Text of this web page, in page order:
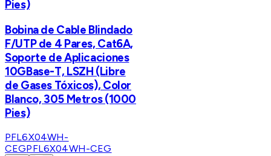
Pies)
Bobina de Cable Blindado
F/UTP de 4 Pares, Cat6A,
Soporte de Aplicaciones
10GBase-T, LSZH (Libre
de Gases Tóxicos), Color
Blanco, 305 Metros (1000
Pies)
PFL6X04WH-
CEGPFL6X04WH-CEG